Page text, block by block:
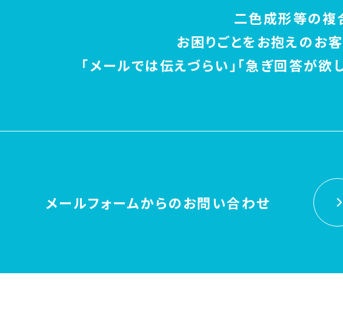
二色成形等の複
お困りごとをお抱えのお
「メールでは伝えづらい」「急ぎ回答が欲
メールフォームからのお問い合わせ